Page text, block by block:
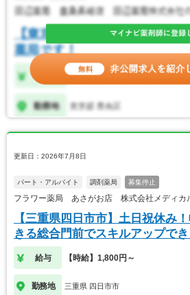
更新日：2026年7月8日
パート・アルバイト 調剤薬局 募集停止
フラワー薬局 あさがお店 株式会社メディカ
【三重県四日市市】土日祝休み
きる総合門前でスキルアップでき
給与 【時給】1,800円～
勤務地 三重県 四日市市